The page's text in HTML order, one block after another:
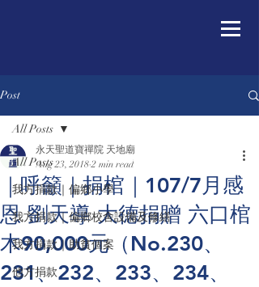
Post
All Posts
我方捐款｜偏鄉小學
我方捐款｜偏鄉校舍設備及修繕
我方捐款｜助貧個案
他方捐款
All Posts
｜呼籲｜捐棺｜107/7月感
恩 劉天導 大德捐贈 六口棺
木90,000元（No.230、
231、232、233、234、
永天聖道寶禪院 天地廟
Aug 23, 2018 2 min read